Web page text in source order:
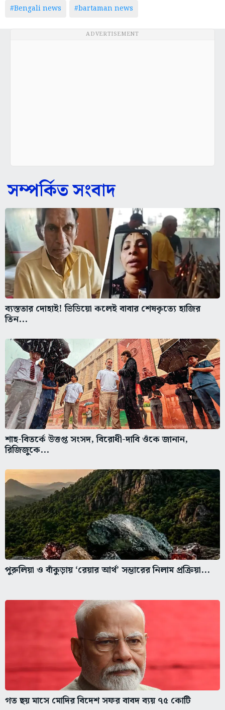
#Bengali news #bartaman news
ADVERTISEMENT
সম্পর্কিত সংবাদ
ব্যস্ততার দোহাই! ভিডিয়ো কলেই বাবার শেষকৃত্যে হাজির
তিন...
শাহ-বিতর্কে উত্তপ্ত সংসদ, বিরোধী-দাবি ওঁকে জানান,
রিজিজুকে...
পুরুলিয়া ও বাঁকুড়ায় ‘রেয়ার আর্থ’ সম্ভারের নিলাম প্রক্রিয়া...
গত ছয় মাসে মোদির বিদেশ সফর বাবদ ব্যয় ৭৫ কোটি